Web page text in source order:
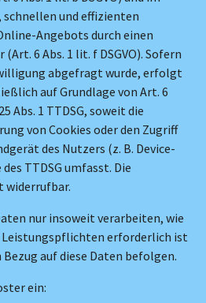
und effizienten
Angebots durch einen
6 Abs. 1 lit. f DSGVO). Sofern
abgefragt wurde, erfolgt
auf Grundlage von Art. 6
Abs. 1 TTDSG, soweit die
von Cookies oder den Zugriff
des Nutzers (z. B. Device-
TTDSG umfasst. Die
widerrufbar.
nur insoweit verarbeiten, wie
Leistungspflichten erforderlich ist
Bezug auf diese Daten befolgen.
ein: